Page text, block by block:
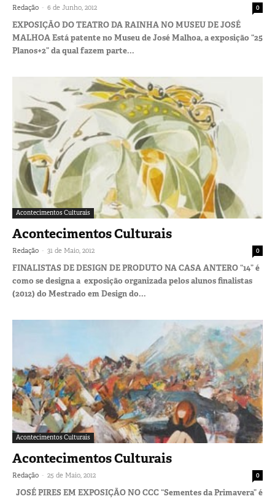
Redação - 6 de Junho, 2012 0
EXPOSIÇÃO DO TEATRO DA RAINHA NO MUSEU DE JOSÉ
MALHOA Está patente no Museu de José Malhoa, a exposição “25
Planos+2” da qual fazem parte...
Acontecimentos Culturais
Acontecimentos Culturais
Redação - 31 de Maio, 2012 0
FINALISTAS DE DESIGN DE PRODUTO NA CASA ANTERO “14” é
como se designa a exposição organizada pelos alunos finalistas
(2012) do Mestrado em Design do...
Acontecimentos Culturais
Acontecimentos Culturais
Redação - 25 de Maio, 2012 0
JOSÉ PIRES EM EXPOSIÇÃO NO CCC “Sementes da Primavera” é